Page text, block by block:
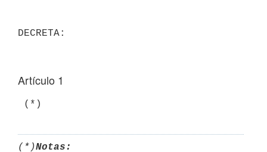
Artículo 1
(*)Notas: